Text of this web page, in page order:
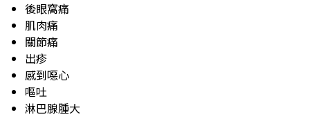
後眼窩痛
肌肉痛
關節痛
出疹
感到噁心
嘔吐
淋巴腺腫大